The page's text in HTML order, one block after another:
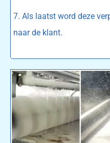
7. Als laatst word deze
naar de klant.